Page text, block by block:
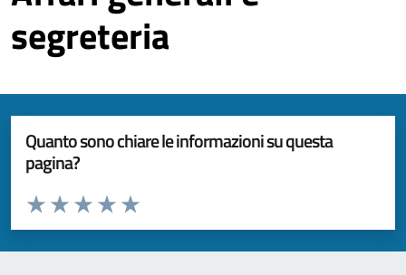
segreteria
Quanto sono chiare le informazioni su questa
pagina?
Valuta da 1 a 5 stelle la pagina
Valuta 5 stelle su 5
Valuta 4 stelle su 5
Valuta 3 stelle su 5
Valuta 2 stelle su 5
Valuta 1 stelle su 5